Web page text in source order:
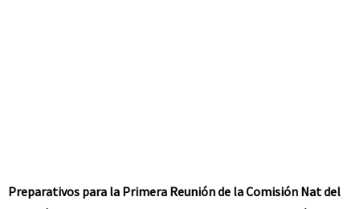
Preparativos para la Primera Reunión de la Comisión Nat del